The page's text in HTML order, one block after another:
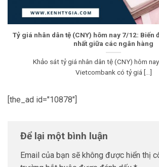
Tỷ giá nhân dân tệ (CNY) hôm nay 7/12:
nhất giữa các ngân hàng
Khảo sát tỷ giá nhân dân tệ (CNY) hôm
Vietcombank có tỷ giá [...]
[the_ad id="10878"]
Để lại một bình luận
Email của bạn sẽ không được hiển thị